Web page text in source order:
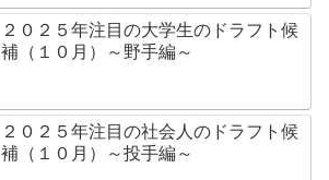
２０２５年注目の大学生のドラフト候
補（１０月）～野手編～
２０２５年注目の社会人のドラフト候
補（１０月）～投手編～